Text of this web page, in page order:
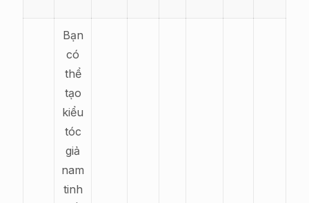
Bạn
có
thể
tạo
kiểu
tóc
giả
nam
tinh